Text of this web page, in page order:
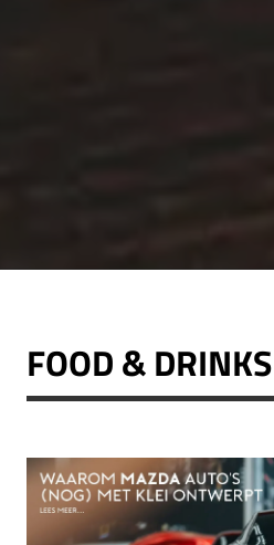
FOOD & DRINKS